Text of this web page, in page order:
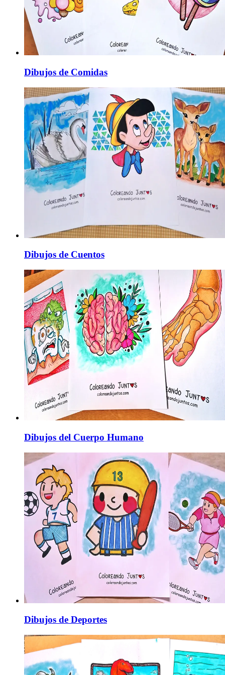
Dibujos de Comidas
Dibujos de Cuentos
Dibujos del Cuerpo Humano
Dibujos de Deportes